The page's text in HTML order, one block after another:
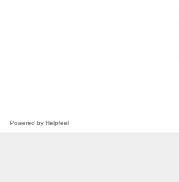
Powered by Helpfeel